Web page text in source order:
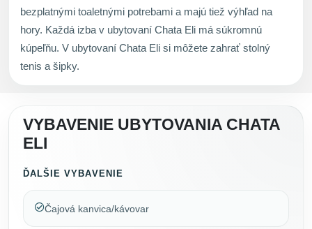
bezplatnými toaletnými potrebami a majú tiež výhľad na
hory. Každá izba v ubytovaní Chata Eli má súkromnú
kúpeľňu. V ubytovaní Chata Eli si môžete zahrať stolný
tenis a šipky.
VYBAVENIE UBYTOVANIA CHATA
ELI
ĎALŠIE VYBAVENIE
Čajová kanvica/kávovar